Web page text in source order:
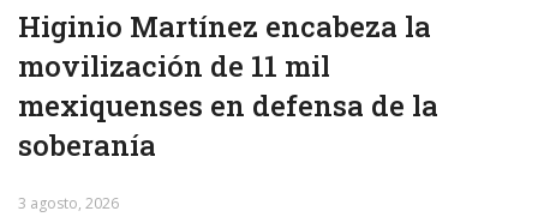
Higinio Martínez encabeza la
movilización de 11 mil
mexiquenses en defensa de la
soberanía
3 agosto, 2026